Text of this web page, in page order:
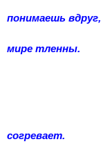
понимаешь вдруг,
мире тленны.
согревает.